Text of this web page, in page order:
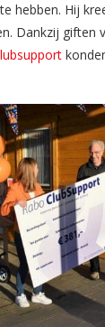
hebben. Hij
Dankzij giften